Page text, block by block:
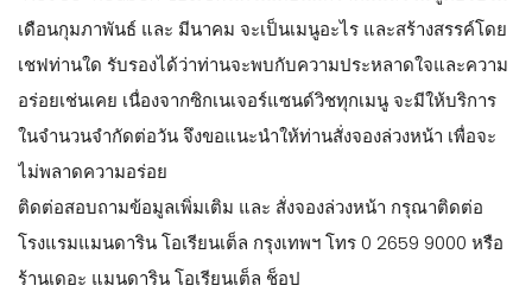
เดือนกุมภาพันธ์ และ มีนาคม จะเป็นเมนูอะไร และสร้างสรรค์โดย
เชฟท่านใด รับรองได้ว่าท่านจะพบกับความประหลาดใจและความ
อร่อยเช่นเคย ​เนื่องจากซิกเนเจอร์แซนด์วิชทุกเมนู จะมีให้บริการ
ในจำนวนจำกัดต่อวัน จึงขอแนะนำให้ท่านสั่งจองล่วงหน้า เพื่อจะ
ไม่พลาดความอร่อย
​ติดต่อสอบถามข้อมูลเพิ่มเติม และ สั่งจองล่วงหน้า กรุณาติดต่อ
โรงแรมแมนดาริน โอเรียนเต็ล กรุงเทพฯ โทร 0 2659 9000 หรือ
ร้านเดอะ แมนดาริน โอเรียนเต็ล ช็อป